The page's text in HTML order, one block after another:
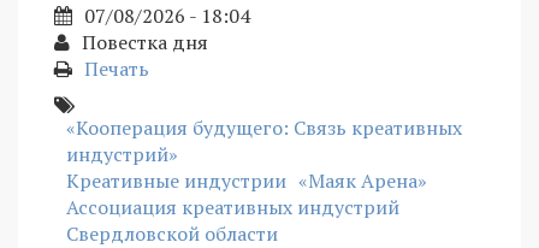
07/08/2026 - 18:04
Повестка дня
Печать
«Кооперация будущего: Связь креативных
индустрий»
Креативные индустрии «Маяк Арена»
Ассоциация креативных индустрий
Свердловской области